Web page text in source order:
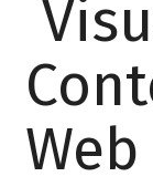
Web